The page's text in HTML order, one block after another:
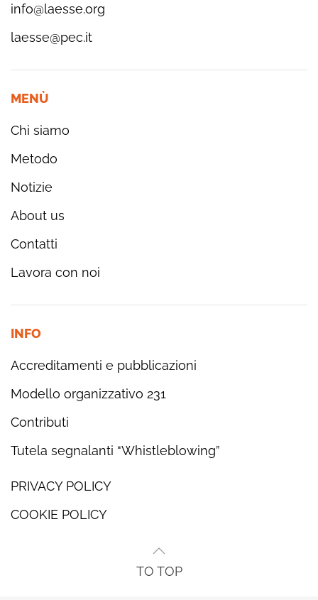
info@laesse.org
laesse@pec.it
MENÙ
Chi siamo
Metodo
Notizie
About us
Contatti
Lavora con noi
INFO
Accreditamenti e pubblicazioni
Modello organizzativo 231
Contributi
Tutela segnalanti “Whistleblowing”
PRIVACY POLICY
COOKIE POLICY
TO TOP